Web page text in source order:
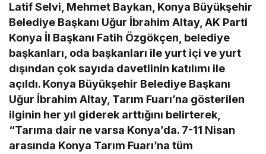
Latif Selvi, Mehmet Baykan, Konya Büyükşehir
Belediye Başkanı Uğur İbrahim Altay, AK Parti
Konya İl Başkanı Fatih Özgökçen, belediye
başkanları, oda başkanları ile yurt içi ve yurt
dışından çok sayıda davetlinin katılımı ile
açıldı. Konya Büyükşehir Belediye Başkanı
Uğur İbrahim Altay, Tarım Fuarı’na gösterilen
ilginin her yıl giderek arttığını belirterek,
“Tarıma dair ne varsa Konya’da. 7-11 Nisan
arasında Konya Tarım Fuarı’na tüm